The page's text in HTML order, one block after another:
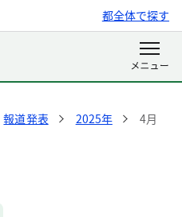
都全体で探す
報道発表 2025年 4月